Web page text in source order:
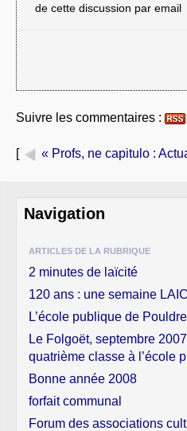
de cette discussion par email
Suivre les commentaires :
[ « Profs, ne capitulo :
Navigation
ARTICLES DE LA RUBRIQUE
2 minutes de laïcité
120 ans : une semaine
L’école publique de
Le Folgoët, septembre
quatrième classe à l’école
Bonne année 2008
forfait communal
Forum des associations